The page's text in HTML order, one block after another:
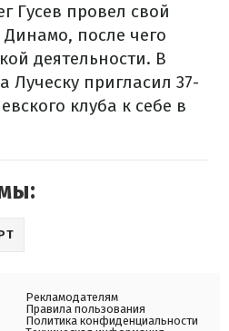
Гусев провел свой
после чего
деятельности. В
Луческу пригласил 37-
клуба к себе в
Рекламодателям
Правила пользования
Политика конфиденциальности